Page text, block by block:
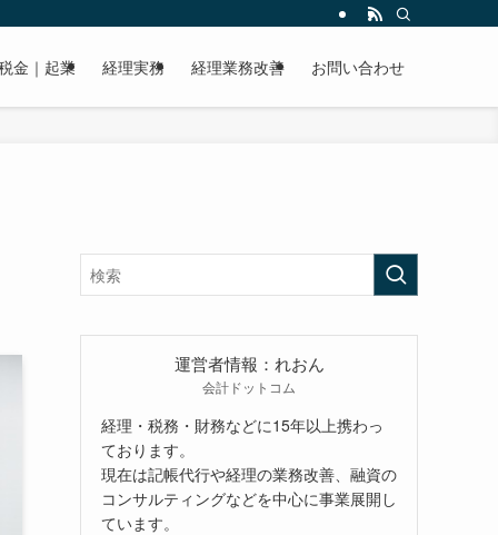
金｜起業 経理実務 経理業務改善 お問い合わせ
運営者情報：れおん
会計ドットコム
経理・税務・財務などに15年以上携わっ
ております。
現在は記帳代行や経理の業務改善、融資の
コンサルティングなどを中心に事業展開し
ています。